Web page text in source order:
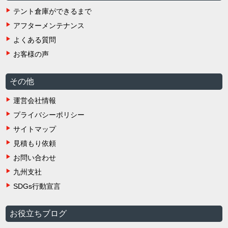
テント倉庫ができるまで
アフターメンテナンス
よくある質問
お客様の声
その他
運営会社情報
プライバシーポリシー
サイトマップ
見積もり依頼
お問い合わせ
九州支社
SDGs行動宣言
お役立ちブログ